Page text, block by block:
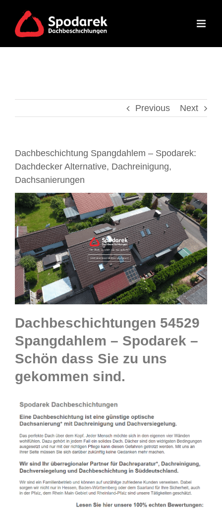
content
Previous Next
Dachbeschichtung Spangdahlem – Spodarek:
Dachdecker Alternative, Dachreinigung,
Dachsanierungen
Dachbeschichtungen 54529
Spangdahlem – Spodarek –
Schön dass Sie zu uns
gekommen sind.